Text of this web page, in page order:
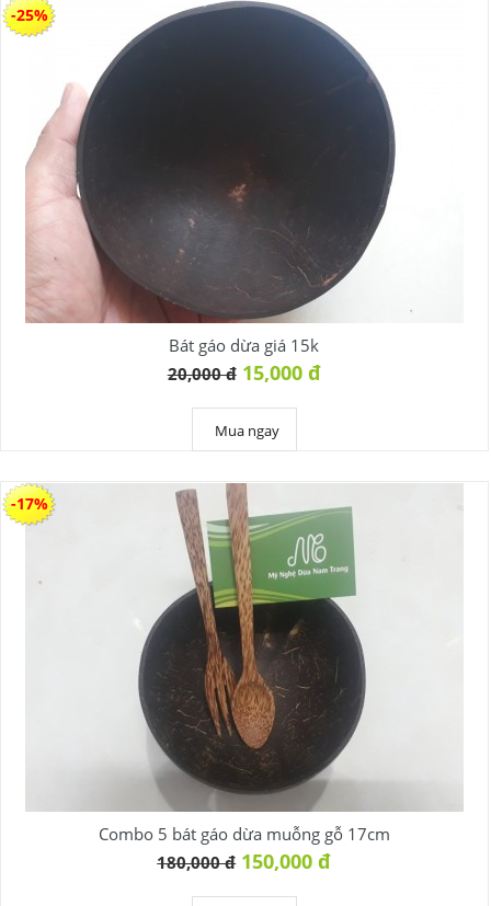
Bát gáo dừa giá 15k
20,000 đ 15,000 đ
Mua ngay
-25%
Combo 5 bát gáo dừa muỗng gỗ 17cm
180,000 đ 150,000 đ
-17%